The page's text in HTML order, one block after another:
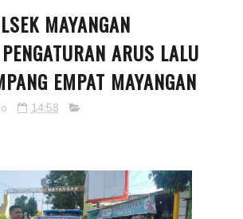
MAYANGAN
ARUS LALU
EMPAT MAYANGAN
14:58